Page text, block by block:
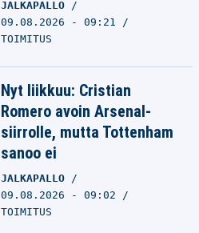
JALKAPALLO
09.08.2026 - 09:21
TOIMITUS
Nyt liikkuu: Cristian
Romero avoin Arsenal-
siirrolle, mutta Tottenham
sanoo ei
JALKAPALLO
09.08.2026 - 09:02
TOIMITUS